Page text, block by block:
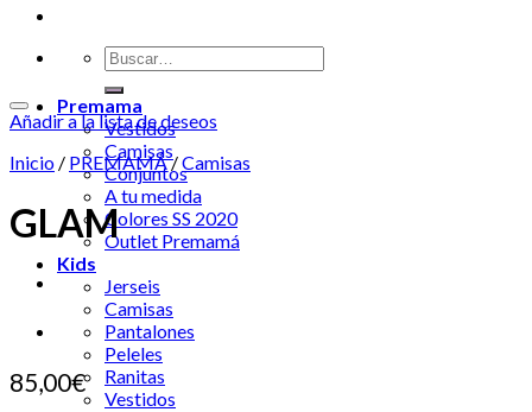
Premama
Vestidos
Camisas
Conjuntos
A tu medida
Colores SS 2020
Outlet Premamá
Kids
Jerseis
Camisas
Pantalones
Peleles
Ranitas
Vestidos
Añadir a la lista de deseos
Inicio / PREMAMÁ/Camisas
GLAM
85,00€